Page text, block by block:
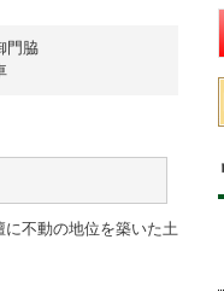
門脇
不動の地位を築いた土